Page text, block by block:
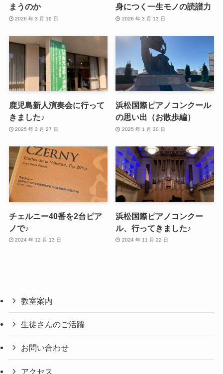
まうのか
2026 年 3 月 19 日
身につく一生モノの読譜力
2026 年 3 月 13 日
鹿児島新人演奏会に行って
きました♪
2025 年 3 月 27 日
浜松国際ピアノコンクール
の思い出（お散歩編）
2025 年 1 月 30 日
チェルニー40番を2台ピア
ノで♪
2024 年 12 月 13 日
浜松国際ピアノコンクー
ル、行ってきました♪
2024 年 11 月 22 日
教室案内
生徒さんのご活躍
お問い合わせ
アクセス